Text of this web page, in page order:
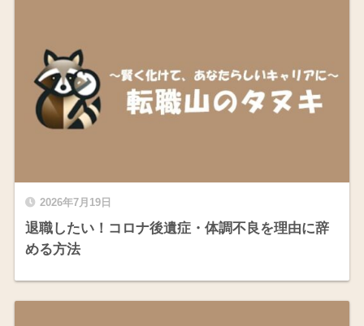
2026年7月19日
退職したい！コロナ後遺症・体調不良を理由に辞
める方法